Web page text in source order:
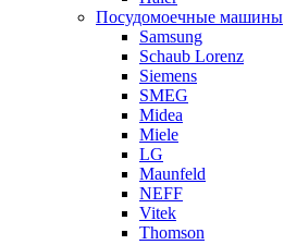
Посудомоечные машины
Samsung
Schaub Lorenz
Siemens
SMEG
Midea
Miele
LG
Maunfeld
NEFF
Vitek
Thomson